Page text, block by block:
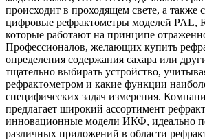
происходит в проходящем свете, а также
цифровые рефрактометры моделей PAL,
которые работают на принципе
Профессионалов, желающих купить
определения содержания сахара или
тщательно выбирать устройство,
рефрактометром и какие функции
специфических задач измерения.
предлагает широкий ассортимент
инновационные модели ИКФ, идеально
различных приложений в области